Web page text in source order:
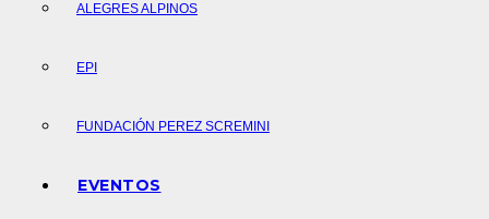
ALEGRES ALPINOS
EPI
FUNDACIÓN PEREZ SCREMINI
EVENTOS